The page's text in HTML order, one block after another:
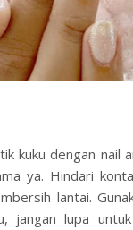
kuku dengan nail
ya. Hindari
lantai.
jangan lupa